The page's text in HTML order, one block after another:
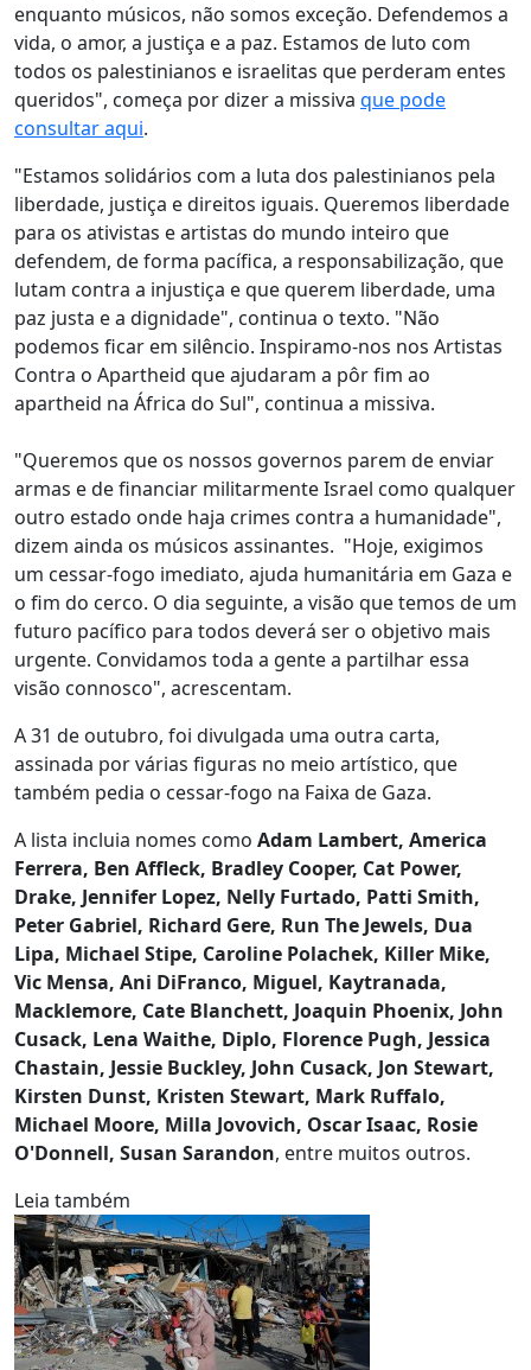
enquanto músicos, não somos exceção. Defendemos a
vida, o amor, a justiça e a paz. Estamos de luto com
todos os palestinianos e israelitas que perderam entes
queridos", começa por dizer a missiva que pode
consultar aqui.
"Estamos solidários com a luta dos palestinianos pela
liberdade, justiça e direitos iguais. Queremos liberdade
para os ativistas e artistas do mundo inteiro que
defendem, de forma pacífica, a responsabilização, que
lutam contra a injustiça e que querem liberdade, uma
paz justa e a dignidade", continua o texto. "Não
podemos ficar em silêncio. Inspiramo-nos nos Artistas
Contra o Apartheid que ajudaram a pôr fim ao
apartheid na África do Sul", continua a missiva.
"Queremos que os nossos governos parem de enviar
armas e de financiar militarmente Israel como qualquer
outro estado onde haja crimes contra a humanidade",
dizem ainda os músicos assinantes. "Hoje, exigimos
um cessar-fogo imediato, ajuda humanitária em Gaza e
o fim do cerco. O dia seguinte, a visão que temos de um
futuro pacífico para todos deverá ser o objetivo mais
urgente. Convidamos toda a gente a partilhar essa
visão connosco", acrescentam.
A 31 de outubro, foi divulgada uma outra carta,
assinada por várias figuras no meio artístico, que
também pedia o cessar-fogo na Faixa de Gaza.
A lista incluia nomes como Adam Lambert, America
Ferrera, Ben Affleck, Bradley Cooper, Cat Power,
Drake, Jennifer Lopez, Nelly Furtado, Patti Smith,
Peter Gabriel, Richard Gere, Run The Jewels, Dua
Lipa, Michael Stipe, Caroline Polachek, Killer Mike,
Vic Mensa, Ani DiFranco, Miguel, Kaytranada,
Macklemore, Cate Blanchett, Joaquin Phoenix, John
Cusack, Lena Waithe, Diplo, Florence Pugh, Jessica
Chastain, Jessie Buckley, John Cusack, Jon Stewart,
Kirsten Dunst, Kristen Stewart, Mark Ruffalo,
Michael Moore, Milla Jovovich, Oscar Isaac, Rosie
O'Donnell, Susan Sarandon, entre muitos outros.
Leia também